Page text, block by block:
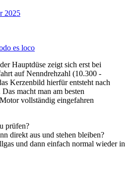
2025
es loco
Hauptdüse zeigt sich erst bei
auf Nenndrehzahl (10.300 -
Kerzenbild hierfür entsteht nach
macht man am besten
vollständig eingefahren
prüfen?
direkt aus und stehen bleiben?
und dann einfach normal wieder in